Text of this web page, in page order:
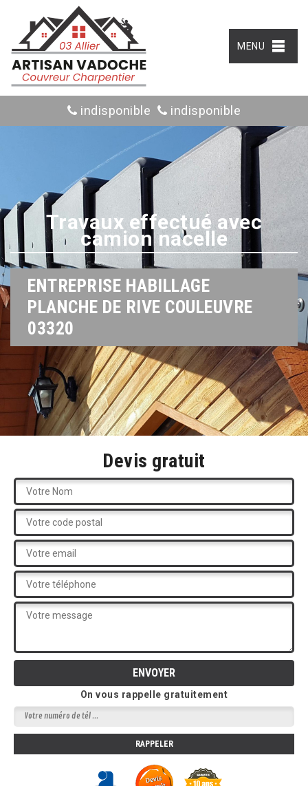
MENU
indisponible indisponible
Travaux effectué avec
camion nacelle
ENTREPRISE HABILLAGE
PLANCHE DE RIVE COULEUVRE
03320
Devis gratuit
On vous rappelle gratuitement